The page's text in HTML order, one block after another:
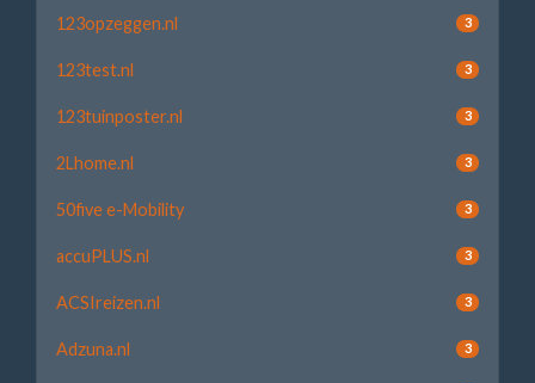
123opzeggen.nl 3
123test.nl 3
123tuinposter.nl 3
2Lhome.nl 3
50five e-Mobility 3
accuPLUS.nl 3
ACSIreizen.nl 3
Adzuna.nl 3